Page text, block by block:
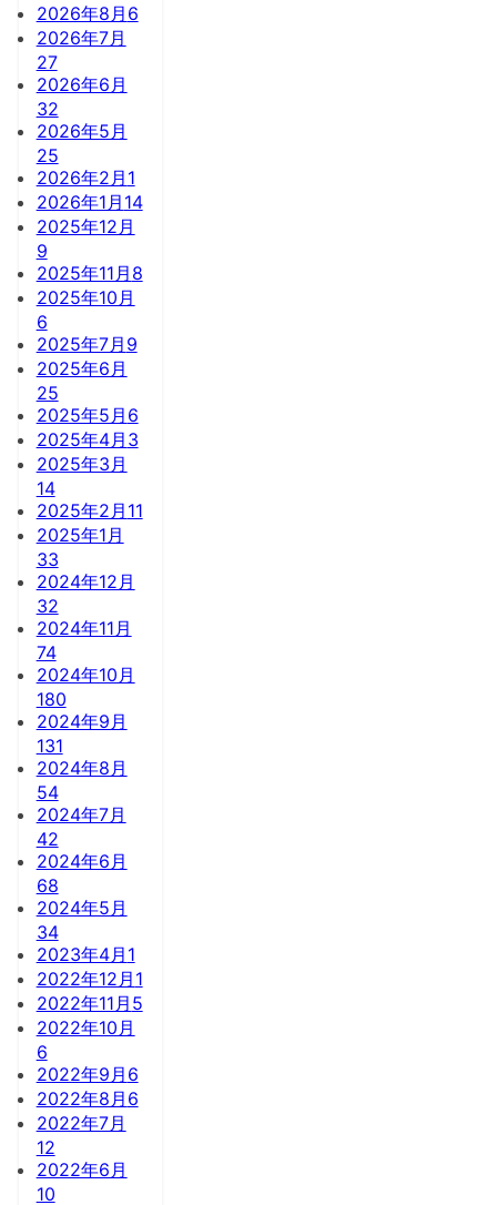
2026年8月 6
2026年7月
27
2026年6月
32
2026年5月
25
2026年2月 1
2026年1月 14
2025年12月
9
2025年11月 8
2025年10月
6
2025年7月 9
2025年6月
25
2025年5月 6
2025年4月 3
2025年3月
14
2025年2月 11
2025年1月
33
2024年12月
32
2024年11月
74
2024年10月
180
2024年9月
131
2024年8月
54
2024年7月
42
2024年6月
68
2024年5月
34
2023年4月 1
2022年12月 1
2022年11月 5
2022年10月
6
2022年9月 6
2022年8月 6
2022年7月
12
2022年6月
10